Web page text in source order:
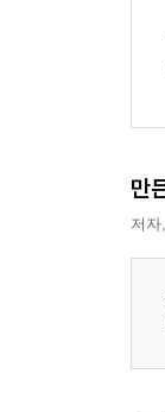
만
저